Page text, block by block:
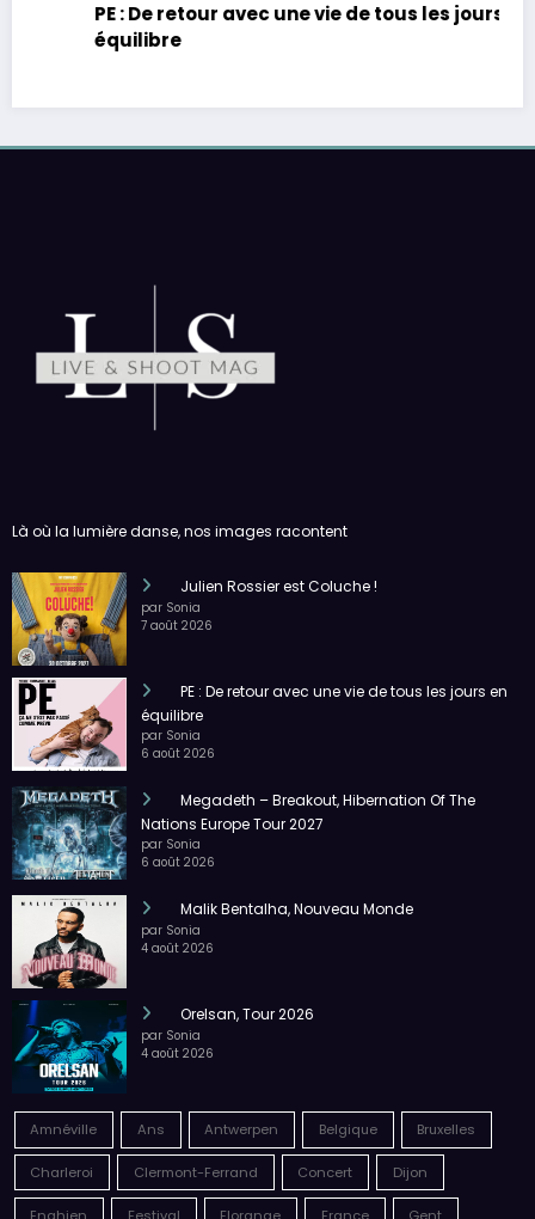
PE : De retour avec une vie de tous les jours en
équilibre
Là où la lumière danse, nos images racontent
Julien Rossier est Coluche !
par Sonia
7 août 2026
PE : De retour avec une vie de tous les jours en
équilibre
par Sonia
6 août 2026
Megadeth – Breakout, Hibernation Of The
Nations Europe Tour 2027
par Sonia
6 août 2026
Malik Bentalha, Nouveau Monde
par Sonia
4 août 2026
Orelsan, Tour 2026
par Sonia
4 août 2026
Amnéville Ans Antwerpen Belgique Bruxelles
Charleroi Clermont-Ferrand Concert Dijon
Enghien Festival Florange France Gent